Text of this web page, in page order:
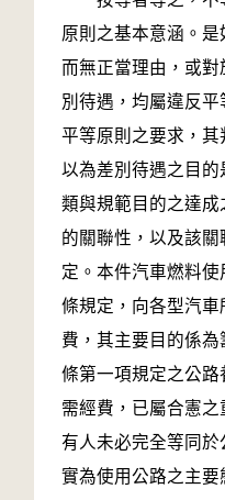
原則之基本意涵。
而無正當理由，或
別待遇，均屬違反
平等原則之要求，
以為差別待遇之目
類與規範目的之達
的關聯性，以及該
定。本件汽車燃料
條規定，向各型汽車
費，其主要目的係
條第一項規定之公
需經費，已屬合憲
有人未必完全等同
實為使用公路之主